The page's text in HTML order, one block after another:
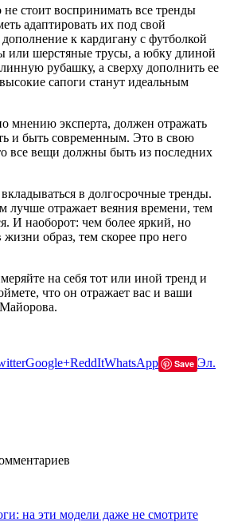
стоит воспринимать все тренды
адаптировать их под свой
к кардигану с футболкой
или шерстяные трусы, а юбку длиной
рубашку, а сверху дополнить ее
сапоги станут идеальным
мнению эксперта, должен отражать
и быть современным. Это в свою
все вещи должны быть из последних
в долгосрочные тренды.
лучше отражает веяния времени, тем
И наоборот: чем более яркий, но
образ, тем скорее про него
на себя тот или иной тренд и
что он отражает вас и ваши
Google+ReddItWhatsApp Save Эл.
на эти модели даже не смотрите